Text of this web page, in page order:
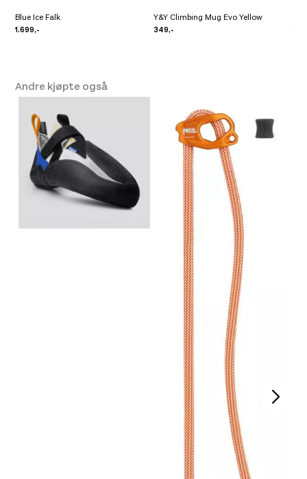
Blue Ice Falk
1.699,-
Y&Y Climbing Mug Evo Yellow
349,-
Andre kjøpte også